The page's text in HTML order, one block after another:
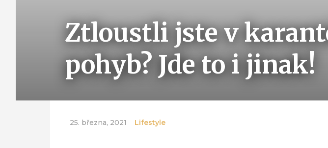
Ztloustli jste v
pohyb? Jde to i jinak!
25. března, 2021 Lifestyle